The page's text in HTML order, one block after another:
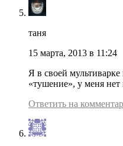
таня
15 марта, 2013 в 11:24
Я в своей
«тушение», у меня
Ответить на